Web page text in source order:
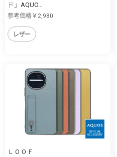
ド」AQUO...
参考価格￥2,980
レザー
ＬＯＯＦ